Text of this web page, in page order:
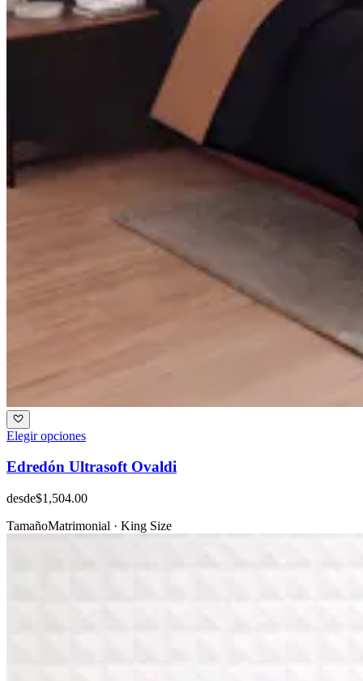
Elegir opciones
Edredón Ultrasoft Ovaldi
desde$1,504.00
TamañoMatrimonial · King Size